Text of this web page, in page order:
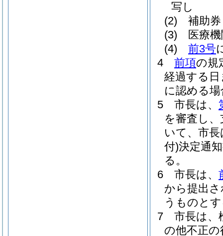
写し
(2)
補助券
(3)
医療
(4)
前3号
4
前項の規
経過する
に認める
5
市長は、
を審査し
いて、市
付)決定通
る。
6
市長は、
から提出
うものと
7
市長は、
の他不正